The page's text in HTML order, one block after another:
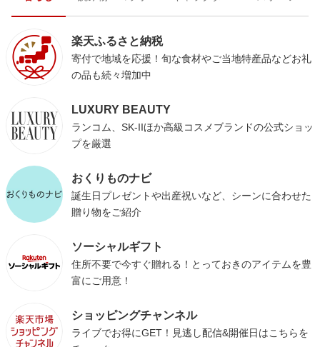
楽天ふるさと納税
寄付で地域を応援！旬な食材やご当地特産品などお礼
の品も続々増加中
LUXURY BEAUTY
ランコム、SK-IIほか高級コスメブランドの公式ショッ
プを厳選
おくりものナビ
誕生日プレゼントや出産祝いなど、シーンに合わせた
贈り物をご紹介
ソーシャルギフト
住所不要で今すぐ贈れる！とっておきのアイテムを豊
富にご用意！
ショッピングチャンネル
ライブでお得にGET！見逃し配信&開催日はこちらを